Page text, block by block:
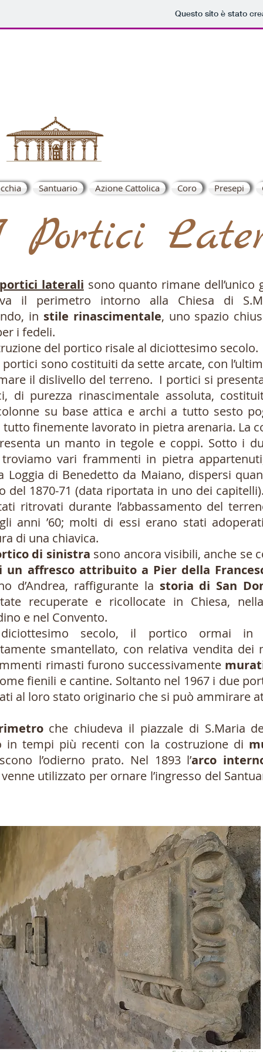
Questo sito è stato
Santuario Azione Cattolica Coro Presepi
portici laterali sono quanto rimane dell’unico
il perimetro intorno alla Chiesa di
in stile rinascimentale, uno spazio
i fedeli.
del portico risale al diciottesimo
sono costituiti da sette arcate, con
il dislivello del terreno. I portici si
di purezza rinascimentale assoluta,
su base attica e archi a tutto sesto
finemente lavorato in pietra arenaria. La
un manto in tegole e coppi. Sotto i
vari frammenti in pietra
Loggia di Benedetto da Maiano, dispersi
del 1870-71 (data riportata in uno dei
ritrovati durante l’abbassamento del
anni ’60; molti di essi erano stati
di una chiavica.
di sinistra sono ancora visibili, anche se
un affresco attribuito a Pier della
d’Andrea, raffigurante la storia di San
recuperate e ricollocate in Chiesa,
e nel Convento.
secolo, il portico ormai in
smantellato, con relativa vendita dei
rimasti furono successivamente
fienili e cantine. Soltanto nel 1967 i due
al loro stato originario che si può ammirare
che chiudeva il piazzale di S.Maria
in tempi più recenti con la costruzione di
l’odierno prato. Nel 1893 l’arco
utilizzato per ornare l’ingresso del